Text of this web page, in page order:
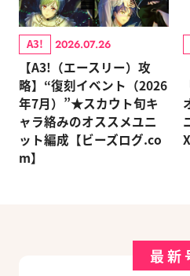
A3! 2026.07.26
【A3!（エースリー）攻
略】“復刻イベント（2026
年7月）”★スカウト旬キ
ャラ絡みのオススメユニ
ット編成【ビーズログ.co
m】
最新